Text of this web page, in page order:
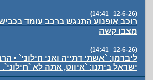
(12-6-26 14:41)
מצבו קשה
(12-6-26 14:41)
ליברמן: `אשתי דתייה ואני חילוני` •
ישראל ביתנו: `איווט, אתה לא